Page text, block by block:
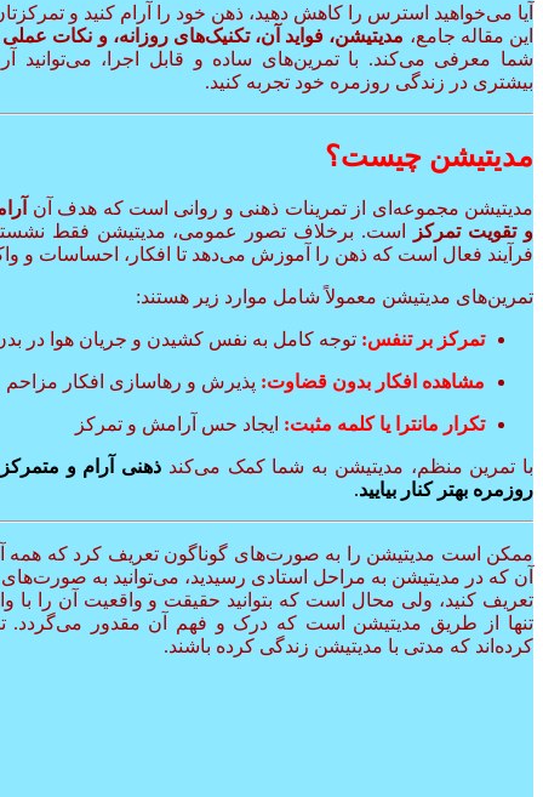
آیا می‌خواهید استرس را کاهش دهید، ذهن خود را آرام کنید و
این مقاله جامع، مدیتیشن، فواید آن، تکنیک‌های روزانه، و نکات
شما معرفی می‌کند. با تمرین‌های ساده و قابل اجرا، می‌توانید
بیشتری در زندگی روزمره خود تجربه کنید.
مدیتیشن چیست؟
مدیتیشن مجموعه‌ای از تمرینات ذهنی و روانی است که هدف آن
و تقویت تمرکز
است. برخلاف تصور عمومی، مدیتیشن فقط
فرآیند فعال است که ذهن را آموزش می‌دهد تا افکار، احساسات و
تمرین‌های مدیتیشن معمولاً شامل موارد زیر هستند:
تمرکز بر تنفس: توجه کامل به نفس کشیدن و جریان هوا در
مشاهده افکار بدون قضاوت: پذیرش و رهاسازی افکار مزاحم
تکرار مانترا یا کلمه مثبت: ایجاد حس آرامش و تمرکز
با تمرین منظم، مدیتیشن به شما کمک می‌کند ذهنی آرام و
روزمره بهتر کنار بیایید.
ممکن است مدیتیشن را به صورت‌های گوناگون تعریف کرد که همه
آن که در مدیتیشن به مراحل استادی رسیدید، می‌توانید به صورت‌های
تعریف کنید، ولی محال است که بتوانید حقیقت و واقعیت آن را با
تنها از طریق مدیتیشن است که درک و فهم آن مقدور می‌گردد.
کرده‌اند که مدتی با مدیتیشن زندگی کرده باشند.